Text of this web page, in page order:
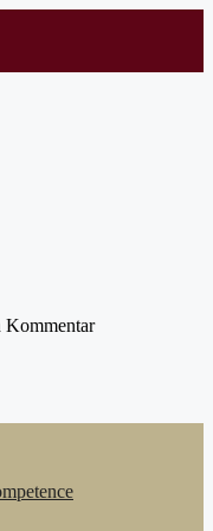
Kommentar